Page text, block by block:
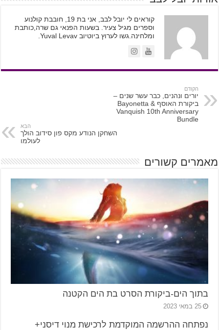
קוראים לי יובל לבב, אני בת 19, חובבת קולנוע
וספרים מגיל צעיר. בשעות הפנאי גם שרה,כותבת
ומלחינה.גשו לערוץ ביוטיוב Yuval Levav.
הקודם
יורים ונהנים, כבר עשר שנים –
ביקורת האוסף Bayonetta &
Vanquish 10th Anniversary
Bundle
הבא
השחקן הנודע מקס פון סידוב הולך
לעולמו
מאמרים קשורים
בתוך הים-ביקורת הסרט בת הים הקטנה
25 במאי 2023
נפתחה ההרשמה המוקדמת לרכישת מנוי דיסני+